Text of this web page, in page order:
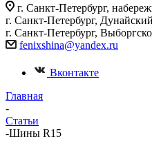
г. Санкт-Петербург,
г. Санкт-Петербург,
г. Санкт-Петербург,
fenixshina@yandex.ru
Вконтакте
Главная
-
Статьи
-Шины R15